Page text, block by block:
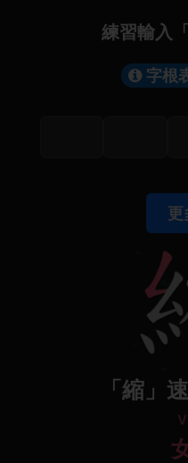
練習輸入
字根
更
「縮」
v